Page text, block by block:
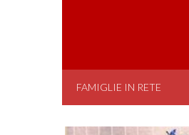
FAMIGLIE IN RETE